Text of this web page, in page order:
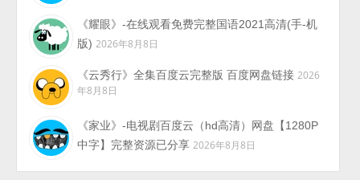
《耀眼》-在线观看免费完整国语2021高清(手-机
版) 2026年8月8日
《云秀行》全集百度云完整版 百度网盘链接 2026
年8月8日
《家业》-电视剧百度云（hd高清）网盘【1280P
中字】完整资源已分享 2026年8月8日